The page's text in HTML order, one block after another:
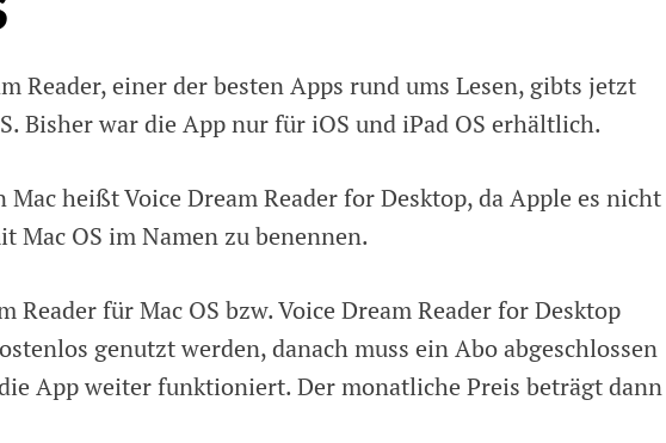
Reader, einer der besten Apps rund ums Lesen, gibts jetzt
Bisher war die App nur für iOS und iPad OS erhältlich.
Mac heißt Voice Dream Reader for Desktop, da Apple es nicht
Mac OS im Namen zu benennen.
Reader für Mac OS bzw. Voice Dream Reader for Desktop
genutzt werden, danach muss ein Abo abgeschlossen
App weiter funktioniert. Der monatliche Preis beträgt dann